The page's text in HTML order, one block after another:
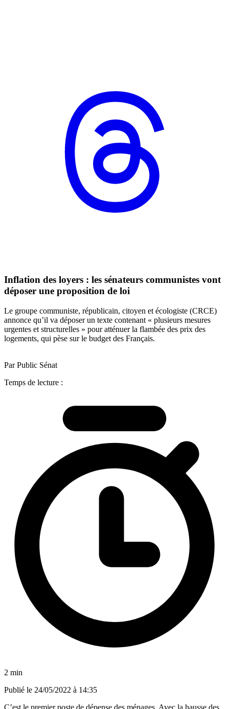
Inflation des loyers : les sénateurs communistes vont
déposer une proposition de loi
Le groupe communiste, républicain, citoyen et écologiste (CRCE)
annonce qu’il va déposer un texte contenant « plusieurs mesures
urgentes et structurelles » pour atténuer la flambée des prix des
logements, qui pèse sur le budget des Français.
Par Public Sénat
Temps de lecture :
2 min
Publié le 24/05/2022 à 14:35
C’est le premier poste de dépense des ménages. Avec la hausse des